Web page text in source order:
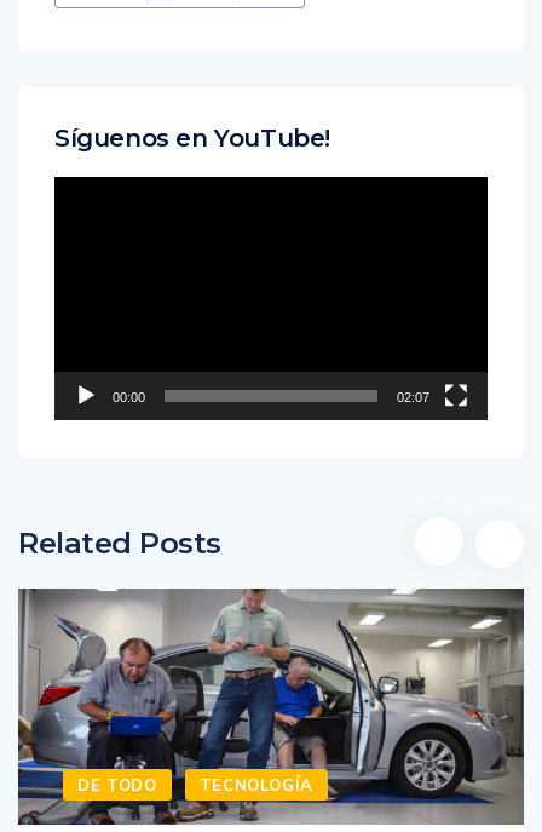
Síguenos en YouTube!
00:00 02:07
Related Posts
DE TODO TECNOLOGÍA